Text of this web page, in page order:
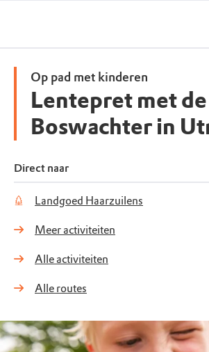
Op pad met kinderen
Lentepret met de
Boswachter in
Direct naar
Landgoed Haarzuilens
Meer activiteiten
Alle activiteiten
Alle routes